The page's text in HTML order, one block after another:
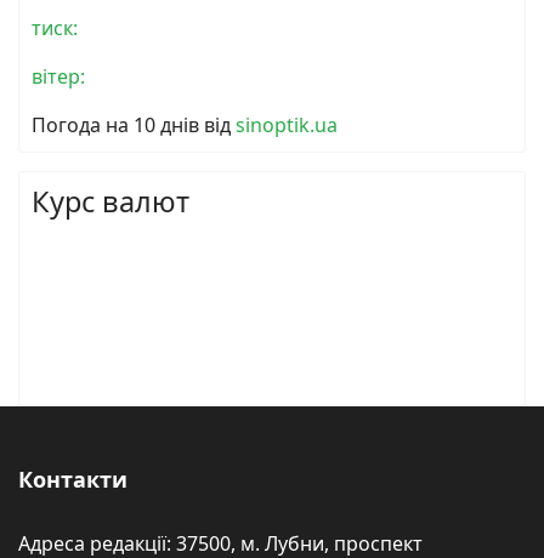
тиск:
вітер:
Погода на 10 днів відsinoptik.ua
Курс валют
Контакти
Адреса редакції: 37500, м. Лубни, проспект